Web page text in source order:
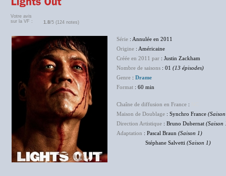
Votre avis
sur la VF :
1.8/5 (124 notes)
Série : Annulée en 2011
Origine : Américaine
Créée en 2011 par : Justin Zackham
Nombre de saisons : 01 (13 épisodes)
Genre : Drame
Format : 60 min
Chaîne de diffusion en France :
Maison de Doublage : Synchro France
Direction Artistique : Bruno Dubernat (Saison
Adaptation : Pascal Braun (Saison 1)
Stéphane Salvetti (Saison 1)